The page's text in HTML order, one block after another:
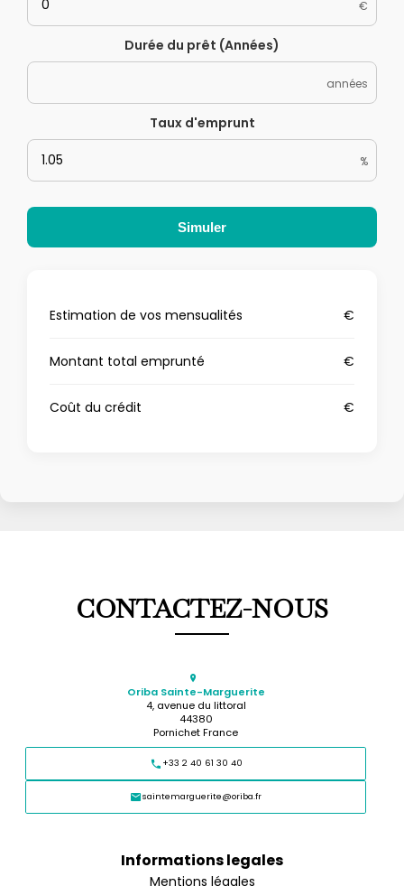
€
Durée du prêt (Années)
années
Taux d'emprunt
%
Simuler
Estimation de vos mensualités €
Montant total emprunté €
Coût du crédit €
CONTACTEZ-NOUS
Oriba Sainte-Marguerite
4, avenue du littoral
44380
Pornichet France
+33 2 40 61 30 40
saintemarguerite@oriba.fr
Informations legales
Mentions légales